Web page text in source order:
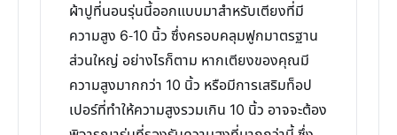
ผ้าปูที่นอนรุ่นนี้ออกแบบมาสำหรับเตียงที่มี
ความสูง 6-10 นิ้ว ซึ่งครอบคลุมฟูกมาตรฐาน
ส่วนใหญ่ อย่างไรก็ตาม หากเตียงของคุณมี
ความสูงมากกว่า 10 นิ้ว หรือมีการเสริมท็อป
เปอร์ที่ทำให้ความสูงรวมเกิน 10 นิ้ว อาจจะต้อง